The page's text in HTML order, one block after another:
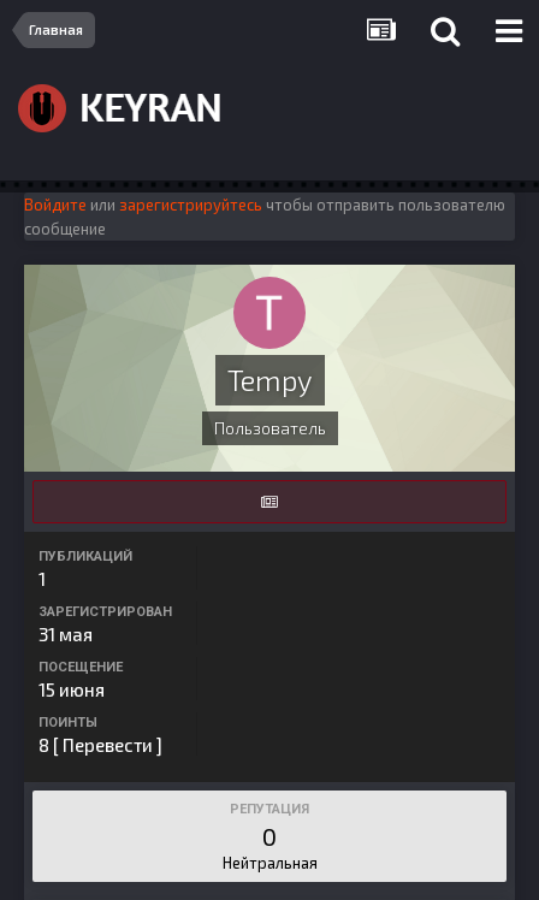
Главная
Войдите или зарегистрируйтесь чтобы отправить пользователю
сообщение
Tempy
Пользователь
ПУБЛИКАЦИЙ
1
ЗАРЕГИСТРИРОВАН
31 мая
ПОСЕЩЕНИЕ
15 июня
ПОИНТЫ
8 [ Перевести ]
РЕПУТАЦИЯ
0
Нейтральная